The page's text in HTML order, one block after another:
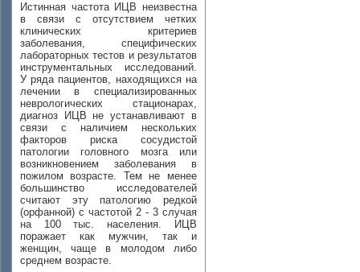
Истинная частота ИЦВ неизвестна
в связи с отсутствием четких
клинических критериев
заболевания, специфических
лабораторных тестов и результатов
инструментальных исследований.
У ряда пациентов, находящихся на
лечении в специализированных
неврологических стационарах,
диагноз ИЦВ не устанавливают в
связи с наличием нескольких
факторов риска сосудистой
патологии головного мозга или
возникновением заболевания в
пожилом возрасте. Тем не менее
большинство исследователей
считают эту патологию редкой
(орфанной) с частотой 2 - 3 случая
на 100 тыс. населения. ИЦВ
поражает как мужчин, так и
женщин, чаще в молодом либо
среднем возрасте.